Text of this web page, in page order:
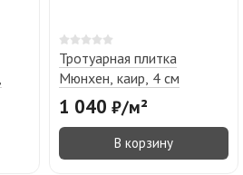
Тротуарная плитка
Мюнхен, каир, 4 см
1 040 ₽/м²
В корзину